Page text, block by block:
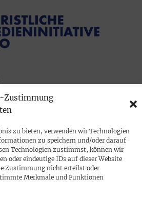
Zustimmung
zu bieten, verwenden wir Technologien
zu speichern und/oder darauf
Technologien zustimmst, können wir
oder eindeutige IDs auf dieser Website
Zustimmung nicht erteilst oder
Merkmale und Funktionen